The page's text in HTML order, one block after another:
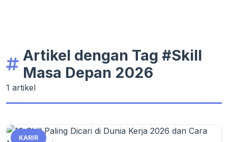
Artikel dengan Tag #Skill
Masa Depan 2026
1 artikel
KARIR